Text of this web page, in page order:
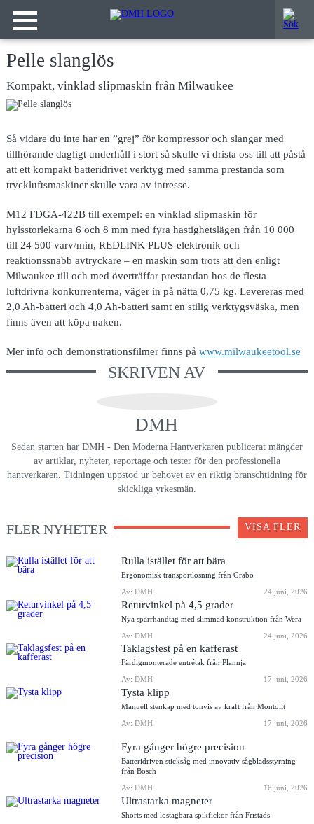
Pelle slanglös
Kompakt, vinklad slipmaskin från Milwaukee
Så vidare du inte har en ”grej” för kompressor och slangar med
tillhörande dagligt underhåll i stort så skulle vi drista oss till att påstå
att ett kompakt batteridrivet verktyg med samma prestanda som
tryckluftsmaskiner skulle vara av intresse.
M12 FDGA-422B till exempel: en vinklad slipmaskin för
hylsstorlekarna 6 och 8 mm med fyra hastighetslägen från 10 000
till 24 500 varv/min, REDLINK PLUS-elektronik och
reaktionssnabb avtryckare – en maskin som trots att den enligt
Milwaukee till och med överträffar prestandan hos de flesta
luftdrivna konkurrenterna, väger in på nätta 0,75 kg. Levereras med
2,0 Ah-batteri och 4,0 Ah-batteri samt en stilig verktygsväska, men
finns även att köpa naken.
Mer info och demonstrationsfilmer finns på www.milwaukeetool.se
SKRIVEN AV
DMH
Sedan starten har DMH - Den Moderna Hantverkaren publicerat mängder
av artiklar, nyheter, reportage och tester för den professionella
hantverkaren. Tidningen uppstod ur behovet av en riktig branschtidning för
skickliga yrkesmän.
FLER NYHETER VISA FLER
Rulla istället för att bära
Ergonomisk transportlösning från Grabo
Av: DMH
24 juni, 2026
Returvinkel på 4,5 grader
Nya spärrhandtag med slimmad konstruktion från Wera
Av: DMH
24 juni, 2026
Taklagsfest på en kafferast
Färdigmonterade entrétak från Plannja
Av: DMH
17 juni, 2026
Tysta klipp
Manuell stenkap med tonvis av kraft från Montolit
Av: DMH
17 juni, 2026
Fyra gånger högre precision
Batteridriven sticksåg med innovativ sågbladsstyrning
från Bosch
Av: DMH
16 juni, 2026
Ultrastarka magneter
Shorts med löstagbara spikfickor från Fristads